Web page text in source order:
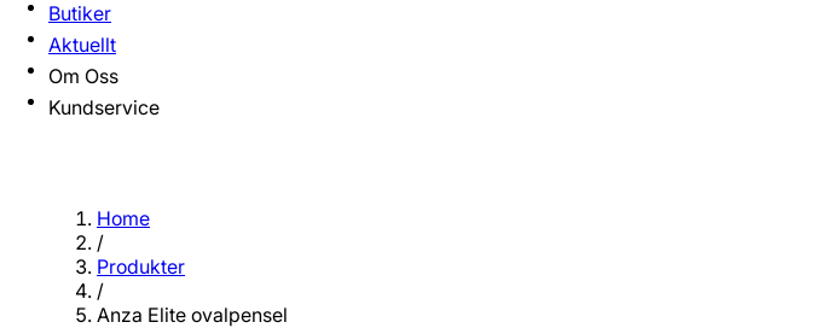
Butiker
Aktuellt
Om Oss
Kundservice
Home
/
Produkter
/
Anza Elite ovalpensel